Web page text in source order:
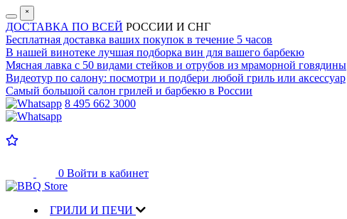
˟
ДОСТАВКА ПО ВСЕЙ РОССИИ И СНГ
Бесплатная доставка ваших покупок в течение 5 часов
В нашей винотеке лучшая подборка вин для вашего барбекю
Мясная лавка с 50 видами стейков и отрубов из мраморной говядины
Видеотур по салону: посмотри и подбери любой гриль или аксессуар
Самый большой салон грилей и барбекю в России
8 495 662 3000
0 Войти в кабинет
ГРИЛИ И ПЕЧИ